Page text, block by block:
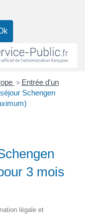
> Entrée d'un
Schengen
3 mois
légale et